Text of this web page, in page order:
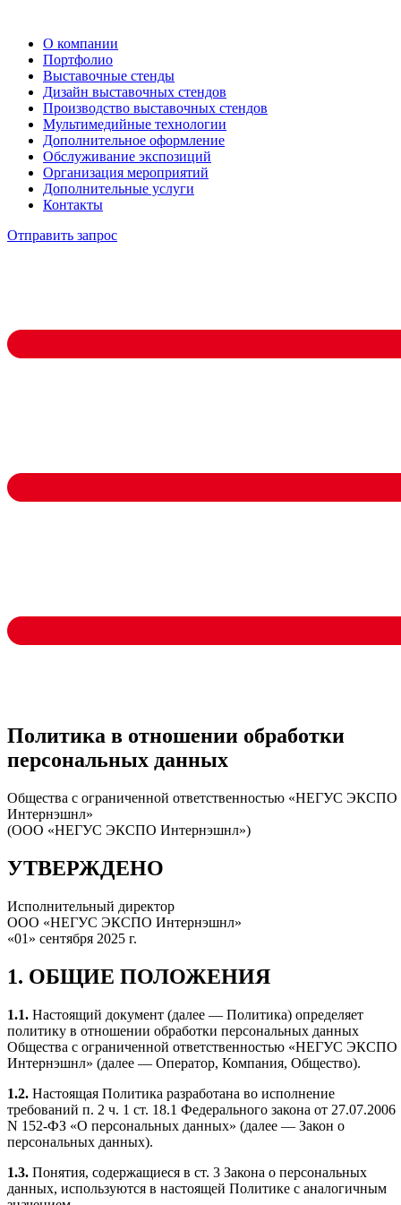
О компании
Портфолио
Выставочные стенды
Дизайн выставочных стендов
Производство выставочных стендов
Мультимедийные технологии
Дополнительное оформление
Обслуживание экспозиций
Организация мероприятий
Дополнительные услуги
Контакты
Отправить запрос
Политика в отношении обработки
персональных данных
Общества с ограниченной ответственностью «НЕГУС ЭКСПО
Интернэшнл»
(ООО «НЕГУС ЭКСПО Интернэшнл»)
УТВЕРЖДЕНО
Исполнительный директор
ООО «НЕГУС ЭКСПО Интернэшнл»
«01» сентября 2025 г.
1. ОБЩИЕ ПОЛОЖЕНИЯ
1.1. Настоящий документ (далее — Политика) определяет
политику в отношении обработки персональных данных
Общества с ограниченной ответственностью «НЕГУС ЭКСПО
Интернэшнл» (далее — Оператор, Компания, Общество).
1.2. Настоящая Политика разработана во исполнение
требований п. 2 ч. 1 ст. 18.1 Федерального закона от 27.07.2006
N 152‑ФЗ «О персональных данных» (далее — Закон о
персональных данных).
1.3. Понятия, содержащиеся в ст. 3 Закона о персональных
данных, используются в настоящей Политике с аналогичным